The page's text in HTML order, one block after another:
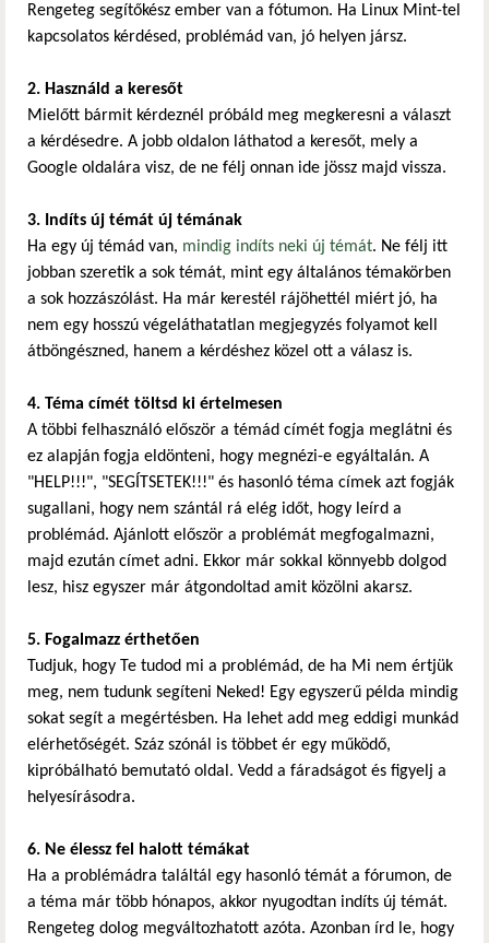
Rengeteg segítőkész ember van a fótumon. Ha Linux Mint-tel
kapcsolatos kérdésed, problémád van, jó helyen jársz.
2. Használd a keresőt
Mielőtt bármit kérdeznél próbáld meg megkeresni a választ
a kérdésedre. A jobb oldalon láthatod a keresőt, mely a
Google oldalára visz, de ne félj onnan ide jössz majd vissza.
3. Indíts új témát új témának
Ha egy új témád van, mindig indíts neki új témát. Ne félj itt
jobban szeretik a sok témát, mint egy általános témakörben
a sok hozzászólást. Ha már kerestél rájöhettél miért jó, ha
nem egy hosszú végeláthatatlan megjegyzés folyamot kell
átböngészned, hanem a kérdéshez közel ott a válasz is.
4. Téma címét töltsd ki értelmesen
A többi felhasználó először a témád címét fogja meglátni és
ez alapján fogja eldönteni, hogy megnézi-e egyáltalán. A
"HELP!!!", "SEGÍTSETEK!!!" és hasonló téma címek azt fogják
sugallani, hogy nem szántál rá elég időt, hogy leírd a
problémád. Ajánlott először a problémát megfogalmazni,
majd ezután címet adni. Ekkor már sokkal könnyebb dolgod
lesz, hisz egyszer már átgondoltad amit közölni akarsz.
5. Fogalmazz érthetően
Tudjuk, hogy Te tudod mi a problémád, de ha Mi nem értjük
meg, nem tudunk segíteni Neked! Egy egyszerű példa mindig
sokat segít a megértésben. Ha lehet add meg eddigi munkád
elérhetőségét. Száz szónál is többet ér egy működő,
kipróbálható bemutató oldal. Vedd a fáradságot és figyelj a
helyesírásodra.
6. Ne élessz fel halott témákat
Ha a problémádra találtál egy hasonló témát a fórumon, de
a téma már több hónapos, akkor nyugodtan indíts új témát.
Rengeteg dolog megváltozhatott azóta. Azonban írd le, hogy